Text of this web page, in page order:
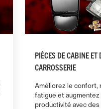
PIÈCES DE CABINE ET
CARROSSERIE
Améliorez le confort,
fatigue et augmentez
productivité avec